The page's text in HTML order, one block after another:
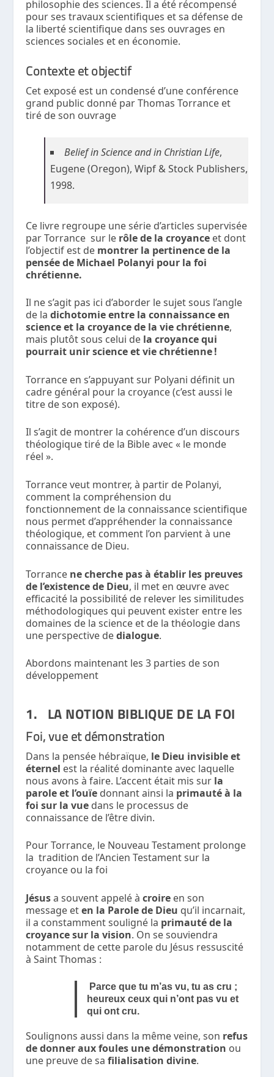
philosophie des sciences. Il a été récompensé
pour ses travaux scientifiques et sa défense de
la liberté scientifique dans ses ouvrages en
sciences sociales et en économie.
Contexte et objectif
Cet exposé est un condensé d’une conférence
grand public donné par Thomas Torrance et
tiré de son ouvrage
Belief in Science and in Christian Life,
Eugene (Oregon), Wipf & Stock Publishers,
1998.
Ce livre regroupe une série d’articles supervisée
par Torrance sur le rôle de la croyance et dont
l’objectif est de montrer la pertinence de la
pensée de Michael Polanyi pour la foi
chrétienne.
Il ne s’agit pas ici d’aborder le sujet sous l’angle
de ladichotomie entre la connaissance en
science et la croyance de la vie chrétienne,
mais plutôt sous celui de la croyance qui
pourrait unir science et vie chrétienne !
Torrance en s’appuyant sur Polyani définit un
cadre général pour la croyance (c’est aussi le
titre de son exposé).
Il s’agit de montrer la cohérence d’un discours
théologique tiré de la Bible avec « le monde
réel ».
Torrance veut montrer, à partir de Polanyi,
comment la compréhension du
fonctionnement de la connaissance scientifique
nous permet d’appréhender la connaissance
théologique, et comment l’on parvient à une
connaissance de Dieu.
Torrance ne cherche pas à établir les preuves
de l’existence de Dieu, il met en œuvre avec
efficacité la possibilité de relever les similitudes
méthodologiques qui peuvent exister entre les
domaines de la science et de la théologie dans
une perspective dedialogue.
Abordons maintenant les 3 parties de son
développement
1. LA NOTION BIBLIQUE DE LA FOI
Foi, vue et démonstration
Dans la pensée hébraïque, le Dieu invisible et
éternel est la réalité dominante avec laquelle
nous avons à faire. L’accent était mis sur la
parole et l’ouïe donnant ainsi la primauté à la
foi sur la vue dans le processus de
connaissance de l’être divin.
Pour Torrance, le Nouveau Testament prolonge
la tradition de l’Ancien Testament sur la
croyance ou la foi
Jésusa souvent appelé àcroire en son
message eten la Parole de Dieu qu’il incarnait,
il a constamment souligné la primauté de la
croyance sur la vision. On se souviendra
notamment de cette parole du Jésus ressuscité
à Saint Thomas :
Parce que tu m’as vu, tu as cru ;
heureux ceux qui n’ont pas vu et
qui ont cru.
Soulignons aussi dans la même veine, son refus
de donner aux foules une démonstration ou
une preuve de safilialisation divine.